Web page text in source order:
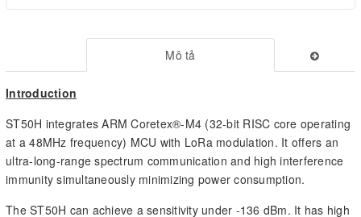
Mô tả
Introduction
ST50H integrates ARM Coretex®-M4 (32-bit RISC core operating
at a 48MHz frequency) MCU with LoRa modulation. It offers an
ultra-long-range spectrum communication and high interference
immunity simultaneously minimizing power consumption.
The ST50H can achieve a sensitivity under -136 dBm. It has high